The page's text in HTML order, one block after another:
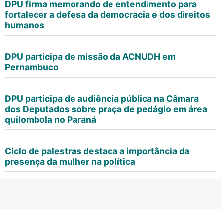
DPU firma memorando de entendimento para
fortalecer a defesa da democracia e dos direitos
humanos
DPU participa de missão da ACNUDH em
Pernambuco
DPU participa de audiência pública na Câmara
dos Deputados sobre praça de pedágio em área
quilombola no Paraná
Ciclo de palestras destaca a importância da
presença da mulher na política